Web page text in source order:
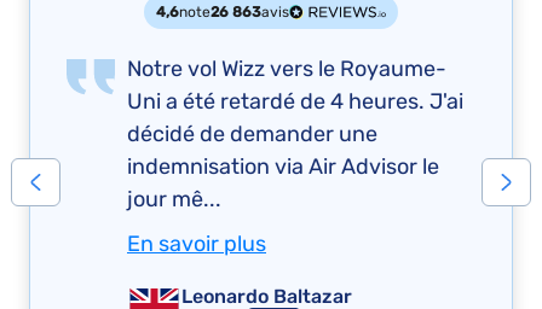
4,6note26 863avis
Notre vol Wizz vers le Royaume-
Uni a été retardé de 4 heures. J'ai
décidé de demander une
indemnisation via Air Advisor le
jour mê...
En savoir plus
Leonardo Baltazar